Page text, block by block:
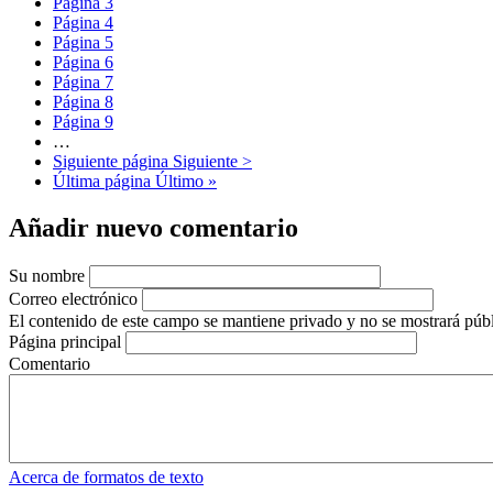
Página 4
Página 5
Página 6
Página 7
Página 8
Página 9
…
Siguiente página Siguiente >
Última página Último »
Añadir nuevo comentario
Su nombre
Correo electrónico
El contenido de este campo se mantiene privado y no se mostrará
Página principal
Comentario
Acerca de formatos de texto